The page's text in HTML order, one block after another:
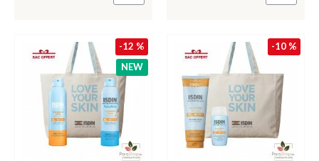
NEW
-12 % -10 %